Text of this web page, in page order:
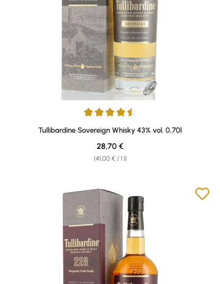
Average rating of 4.5 out of 5 stars
Tullibardine Sovereign Whisky 43% vol. 0,70l
(41,00 € / 1 l)
Regular price:
28,70 €